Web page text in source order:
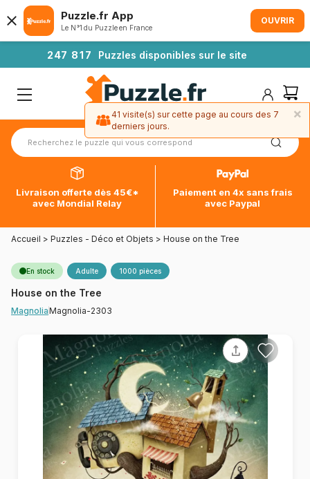
247 81 7 Puzzles disponibles sur le site
Livraison offerte dès 45€*
avec Mondial Relay
Paiement en 4x sans frais
avec Paypal
Accueil > Puzzles - Déco et Objets > House on the Tree
En stock Adulte 1000 pièces
House on the Tree
MagnoliaMagnolia-2303
Puzzle.fr App
Le N°1 du Puzzle en France
OUVRIR
×
41 visite(s) sur cette page au cours des 7
derniers jours.